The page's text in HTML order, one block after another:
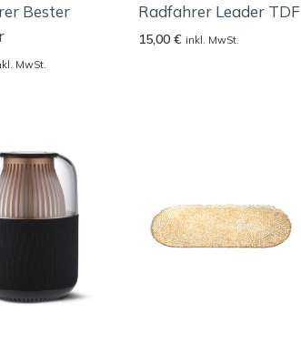
Bester
MwSt.
Radfahrer Leader TDF
15,00€ inkl. MwSt.